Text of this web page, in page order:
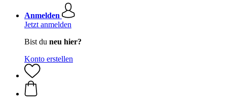
Anmelden
Jetzt anmelden
Bist du neu hier?
Konto erstellen